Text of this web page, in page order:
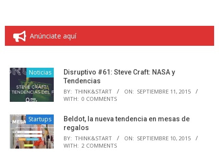
Anúnciate aquí
Noticias
Disruptivo #61: Steve Craft: NASA y
Tendencias
BY: THINK&START ON: SEPTIEMBRE 11, 2015
WITH: 0 COMMENTS
Startups
Beldot, la nueva tendencia en mesas de
regalos
BY: THINK&START ON: SEPTIEMBRE 10, 2015
WITH: 2 COMMENTS